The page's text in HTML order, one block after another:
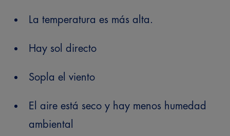
La temperatura es más alta.
Hay sol directo
Sopla el viento
El aire está seco y hay menos humedad
ambiental